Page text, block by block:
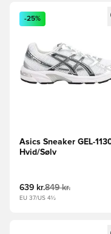
Åbner en Modal til at
-25%
Asics Sneaker GEL-
Hvid/Sølv
639 kr.849 kr.
EU 37/US 4½
Åbner en Modal til at